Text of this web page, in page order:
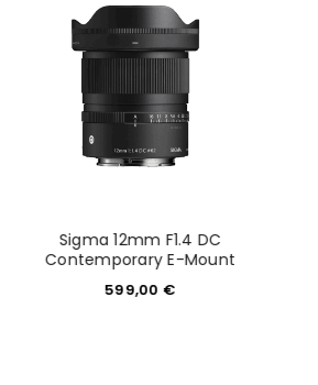
Sigma 12mm F1.4 DC
Contemporary E-Mount
599,00 €